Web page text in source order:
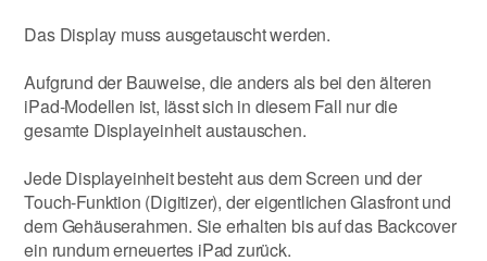
Das Display muss ausgetauscht werden.
Aufgrund der Bauweise, die anders als bei den älteren
iPad-Modellen ist, lässt sich in diesem Fall nur die
gesamte Displayeinheit austauschen.
Jede Displayeinheit besteht aus dem Screen und der
Touch-Funktion (Digitizer), der eigentlichen Glasfront und
dem Gehäuserahmen. Sie erhalten bis auf das Backcover
ein rundum erneuertes iPad zurück.